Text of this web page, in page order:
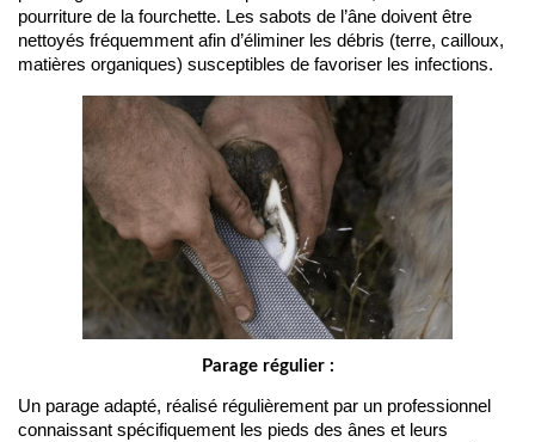
pourriture de la fourchette. Les sabots de l’âne doivent être
nettoyés fréquemment afin d’éliminer les débris (terre, cailloux,
matières organiques) susceptibles de favoriser les infections.
Parage régulier :
Un parage adapté, réalisé régulièrement par un professionnel
connaissant spécifiquement les pieds des ânes et leurs